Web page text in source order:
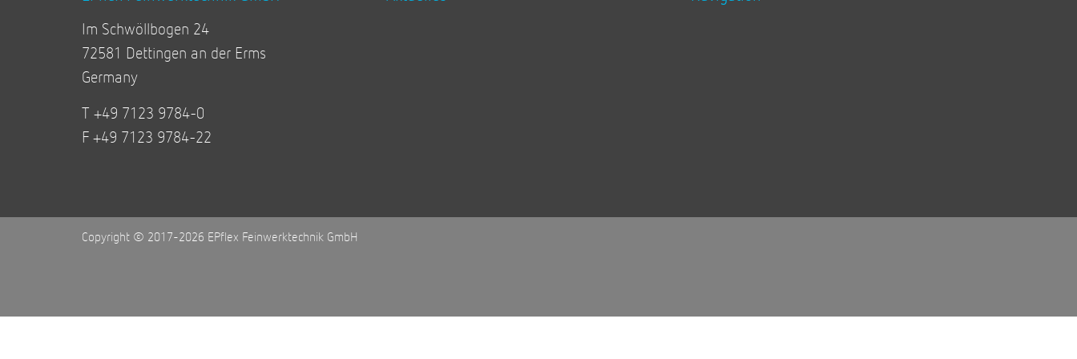
Im Schwöllbogen 24
72581 Dettingen an der Erms
Germany
T +49 7123 9784-0
F +49 7123 9784-22
Copyright © 2017-2026 EPflex Feinwerktechnik GmbH